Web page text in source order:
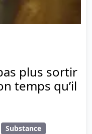
plus sortir
temps qu’il
Substance